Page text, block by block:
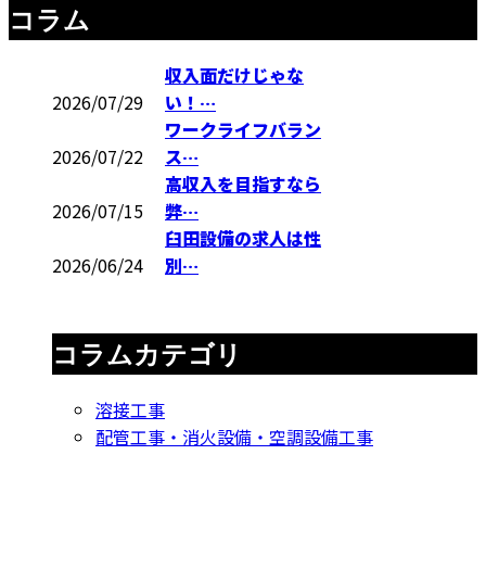
コラム
2026/07/29
収入面だけじゃな
い！…
2026/07/22
ワークライフバラン
ス…
2026/07/15
高収入を目指すなら
弊…
2026/06/24
臼田設備の求人は性
別…
コラムカテゴリ
溶接工事
配管工事・消火設備・空調設備工事